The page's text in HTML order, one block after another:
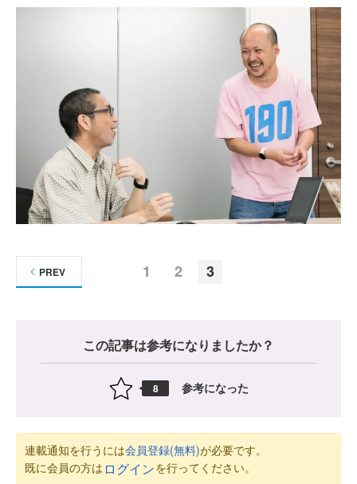
1 2 3
PREV
この記事は参考になりましたか？
8 参考になった
連載通知を行うには会員登録(無料)が必要です。
既に会員の方は ログインを行ってください。